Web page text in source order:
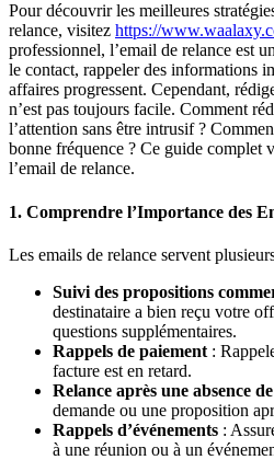
Pour découvrir les meilleures
relance, visitez https://
professionnel, l’email de relance est
le contact, rappeler des informations
affaires progressent. Cependant,
n’est pas toujours facile. Comment
l’attention sans être intrusif ?
bonne fréquence ? Ce guide complet
l’email de relance.
1. Comprendre l’Importance des
Les emails de relance servent
Suivi des propositions
destinataire a bien reçu votre
questions supplémentaires.
Rappels de paiement :
facture est en retard.
Relance après une absence
demande ou une proposition
Rappels d’événements :
à une réunion ou à un